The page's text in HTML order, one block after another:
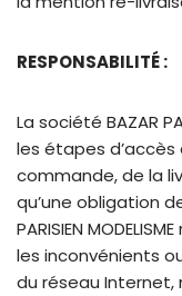
RESPONSABILITÉ :
La société BAZAR
les étapes
commande, de la
qu’une obligation
PARISIEN
les inconvénients
du réseau